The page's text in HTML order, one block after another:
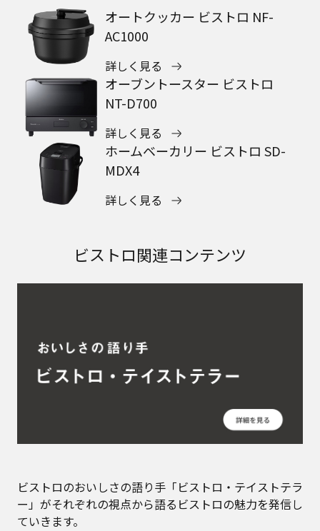
オートクッカー ビストロ NF-
AC1000
詳しく見る
オーブントースター ビストロ
NT-D700
詳しく見る
ホームベーカリー ビストロ SD-
MDX4
詳しく見る
ビストロ関連コンテンツ
ビストロのおいしさの語り手「ビストロ・テイストテラ
ー」がそれぞれの視点から語るビストロの魅力を発信し
ていきます。